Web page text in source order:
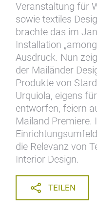
Veranstaltung für
sowie textiles
brachte das im
Installation
Ausdruck. Nun
der Mailänder
Produkte von
Urquiola, eigens
entworfen, feiern
Mailand Premiere.
die Relevanz von
Interior Design.
TEILEN